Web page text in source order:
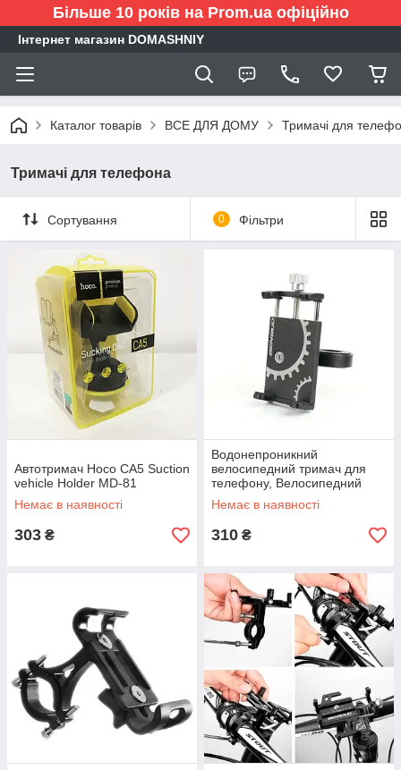
Більше 10 років на Prom.ua офіційно
Інтернет магазин DOMASHNIY
Каталог товарів ВСЕ ДЛЯ ДОМУ Тримачі для
Тримачі для телефона
Сортування 0 Фільтри
Автотримач Hoco CA5 Suction
vehicle Holder MD-81
Немає в наявності
303 ₴
Водонепроникний
велосипедний тримач для
телефону, Велосипедний
тримач мобільного для
велосипеда RK-83
Немає в наявності
310 ₴